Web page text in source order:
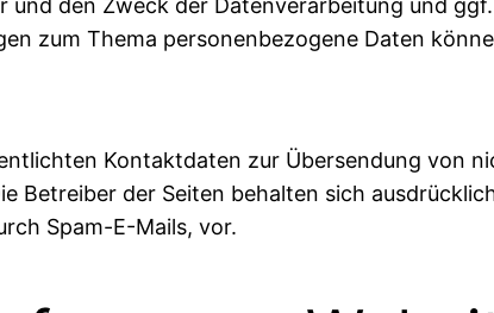
den Zweck der Datenverarbeitung und
zum Thema personenbezogene Daten
Kontaktdaten zur Übersendung von
Betreiber der Seiten behalten sich
Spam-E-Mails, vor.